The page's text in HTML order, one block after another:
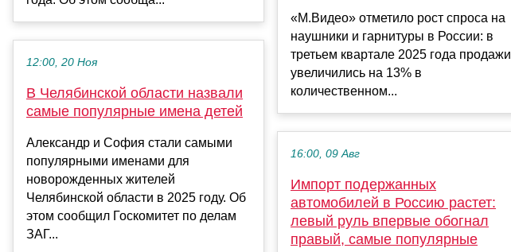
12:00, 20 Ноя
В Челябинской области назвали
самые популярные имена детей
Александр и София стали самыми
популярными именами для
новорожденных жителей
Челябинской области в 2025 году. Об
этом сообщил Госкомитет по делам
ЗАГ...
«М.Видео» отметило рост спроса на
наушники и гарнитуры в России: в
третьем квартале 2025 года продажи
увеличились на 13% в
количественном...
16:00, 09 Авг
Импорт подержанных
автомобилей в Россию растет:
левый руль впервые обогнал
правый, самые популярные